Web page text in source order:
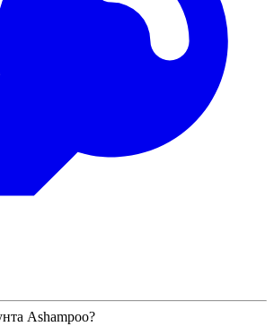
Ashampoo?